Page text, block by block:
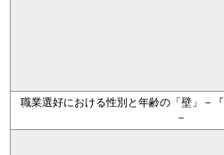
職業選好における性別と年齢の「壁」－
－